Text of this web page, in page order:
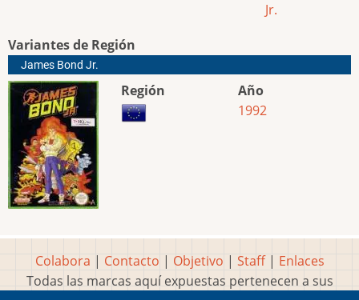
Jr.
Variantes de Región
James Bond Jr.
Región
Año
1992
Colabora | Contacto | Objetivo | Staff| Enlaces
Todas las marcas aquí expuestas pertenecen a sus